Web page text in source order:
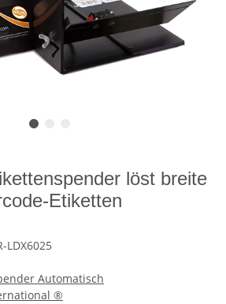
löst breite
Etiketten
LDX6025
Automatisch
®